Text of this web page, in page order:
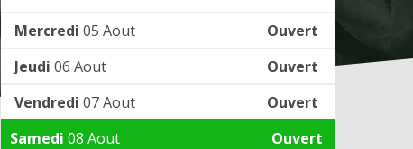
Mercredi 05 Aout
Ouvert
Jeudi 06 Aout
Ouvert
Vendredi 07 Aout
Ouvert
Samedi 08 Aout
Ouvert